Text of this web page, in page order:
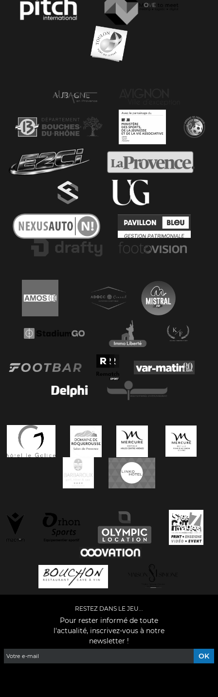
RESTEZ DANS LE JEU...
Pour rester informé de toute
l'actualité, inscrivez-vous à notre
newsletter !